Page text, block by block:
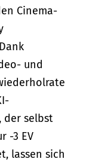
Cinema-
und
der selbst
-3 EV
lassen sich